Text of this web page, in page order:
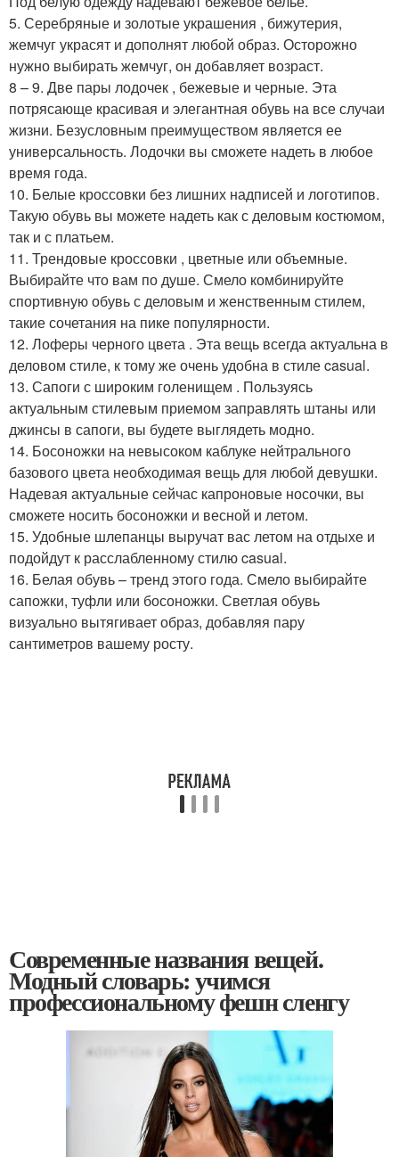
5. Серебряные и золотые украшения , бижутерия,
жемчуг украсят и дополнят любой образ. Осторожно
нужно выбирать жемчуг, он добавляет возраст.
8 – 9. Две пары лодочек , бежевые и черные. Эта
потрясающе красивая и элегантная обувь на все случаи
жизни. Безусловным преимуществом является ее
универсальность. Лодочки вы сможете надеть в любое
время года.
10. Белые кроссовки без лишних надписей и логотипов.
Такую обувь вы можете надеть как с деловым костюмом,
так и с платьем.
11. Трендовые кроссовки , цветные или объемные.
Выбирайте что вам по душе. Смело комбинируйте
спортивную обувь с деловым и женственным стилем,
такие сочетания на пике популярности.
12. Лоферы черного цвета . Эта вещь всегда актуальна в
деловом стиле, к тому же очень удобна в стиле casual.
13. Сапоги с широким голенищем . Пользуясь
актуальным стилевым приемом заправлять штаны или
джинсы в сапоги, вы будете выглядеть модно.
14. Босоножки на невысоком каблуке нейтрального
базового цвета необходимая вещь для любой девушки.
Надевая актуальные сейчас капроновые носочки, вы
сможете носить босоножки и весной и летом.
15. Удобные шлепанцы выручат вас летом на отдыхе и
подойдут к расслабленному стилю casual.
16. Белая обувь – тренд этого года. Смело выбирайте
сапожки, туфли или босоножки. Светлая обувь
визуально вытягивает образ, добавляя пару
сантиметров вашему росту.
Современные названия вещей.
Модный словарь: учимся
профессиональному фешн сленгу